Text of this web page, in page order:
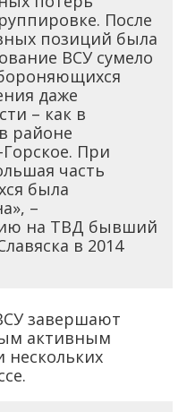
После
позиций была
ВСУ сумело
даже
– как в
районе
При
часть
была
–
на ТВД бывший
в 2014
завершают
активным